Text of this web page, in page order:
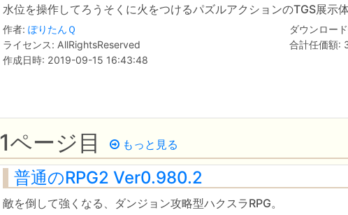
水位を操作してろうそくに火をつけるパズルアクションのTGS展示体
作者: ぽりたんＱ
ライセンス: AllRightsReserved
作成日時: 2019-09-15 16:43:48
ダウンロー
合計任価額:
ページ目 もっと見る
普通のRPG2 Ver0.980.2
敵を倒して強くなる、ダンジョン攻略型ハクスラRPG。